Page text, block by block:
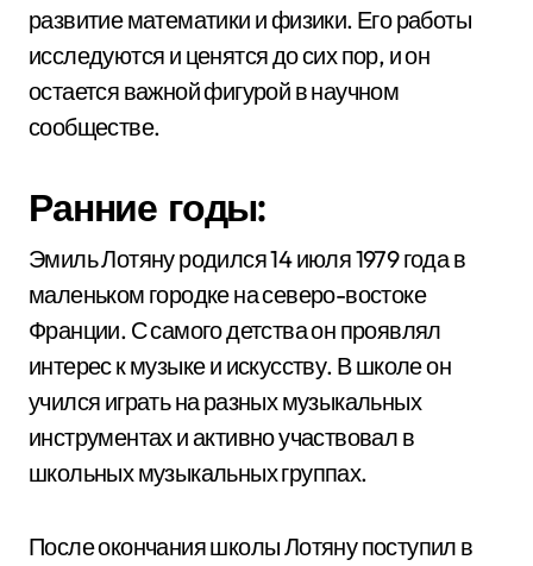
развитие математики и физики. Его работы
исследуются и ценятся до сих пор, и он
остается важной фигурой в научном
сообществе.
Ранние годы:
Эмиль Лотяну родился 14 июля 1979 года в
маленьком городке на северо-востоке
Франции. С самого детства он проявлял
интерес к музыке и искусству. В школе он
учился играть на разных музыкальных
инструментах и активно участвовал в
школьных музыкальных группах.
После окончания школы Лотяну поступил в